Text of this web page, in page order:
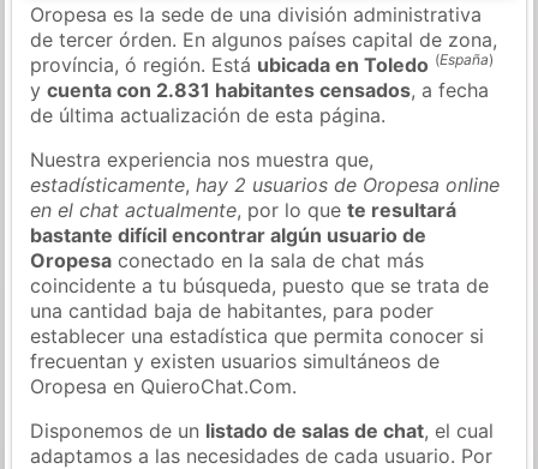
Oropesa es la sede de una división administrativa
de tercer órden. En algunos países capital de zona,
província, ó región. Está ubicada en Toledo (España)
ycuenta con 2.831 habitantes censados, a fecha
de última actualización de esta página.
Nuestra experiencia nos muestra que,
estadísticamente,hay 2 usuarios de Oropesa online
en el chat actualmente, por lo quete resultará
bastante difícil encontrar algún usuario de
Oropesa conectado en la sala de chat más
coincidente a tu búsqueda, puesto que se trata de
una cantidad baja de habitantes, para poder
establecer una estadística que permita conocer si
frecuentan y existen usuarios simultáneos de
Oropesa en QuieroChat.Com.
Disponemos de un listado de salas de chat, el cual
adaptamos a las necesidades de cada usuario. Por